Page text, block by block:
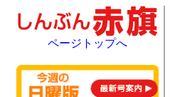
ページトップへ